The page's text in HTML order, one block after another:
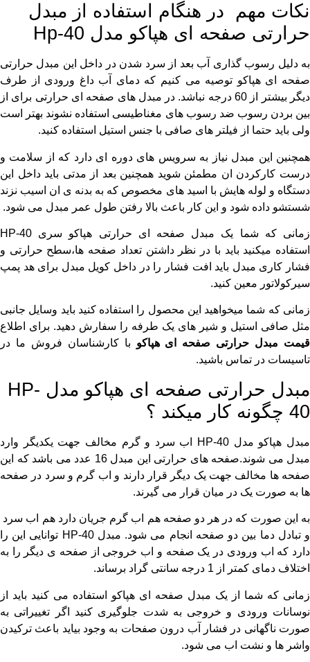
نکات مهم در هنگام استفاده از مبدل
حرارتی صفحه ای هپاکو مدل Hp-40
به دلیل رسوب گذاری آب بعد از سرد شدن در داخل این مبدل حرارتی
صفحه ای هپاکو توصیه می کنیم که دمای آب داغ ورودی از طرف
دیگر بیشتر از 60 درجه نباشد. در مبدل های صفحه ای حرارتی برای از
بین بردن رسوب ضد رسوب های مغناطیسی استفاده نشوند بهتر است
ولی باید حتما از فیلتر های صافی با جنس استیل استفاده کنید.
همچنین این مبدل نیاز به سرویس های دوره ای دارد که از سلامت و
درست کارکردن ان مطمئن شوید همچنین بعد از مدتی باید داخل این
دستگاه و لوله هایش با اسید های مخصوص که به بدنه ی ان اسیب نزند
شستشو داده شود و این کار باعث بالا رفتن طول عمر مبدل می شود.
زمانی که شما یک مبدل صفحه ای حرارتی هپاکو سری HP-40
استفاده میکنید باید با در نظر داشتن تعداد صفحه ها،سطح حرارتی و
فشار کاری مبدل باید افت فشار را در داخل کویل مبدل برای هد پمپ
سیرکولاتور معین کنید.
زمانی که شما میخواهید این محصول را استفاده کنید باید وسایل جانبی
مثل صافی استیل و شیر های یک طرفه را سفارش دهید. برای اطلاع
قیمت مبدل حرارتی صفحه ای هپاکو با کارشناسان فروش ما در
تاسیسات در تماس باشید.
مبدل حرارتی صفحه ای هپاکو مدل HP-
40 چگونه کار میکند ؟
مبدل هپاکو مدل HP-40 اب سرد و گرم مخالف جهت یکدیگر وارد
مبدل می شوند.صفحه های حرارتی این مبدل 16 عدد می باشد که این
صفحه ها مخالف جهت یک دیگر قرار دارند و اب گرم و سرد در صفحه
ها به صورت یک در میان قرار می گیرند.
به این صورت که در هر دو صفحه هم اب گرم جریان دارد هم اب سرد
و تبادل دما بین دو صفحه انجام می شود. مبدل HP-40 توانایی این را
دارد که اب ورودی در یک صفحه و اب خروجی از صفحه ی دیگر را به
اختلاف دمای کمتر از 1 درجه سانتی گراد برساند.
زمانی که شما از یک مبدل صفحه ای هپاکو استفاده می کنید باید از
نوسانات ورودی و خروجی به شدت جلوگیری کنید اگر تغییراتی به
صورت ناگهانی در فشار آب درون صفحات به وجود بیاید باعث ترکیدن
واشر ها و نشت اب می شود.